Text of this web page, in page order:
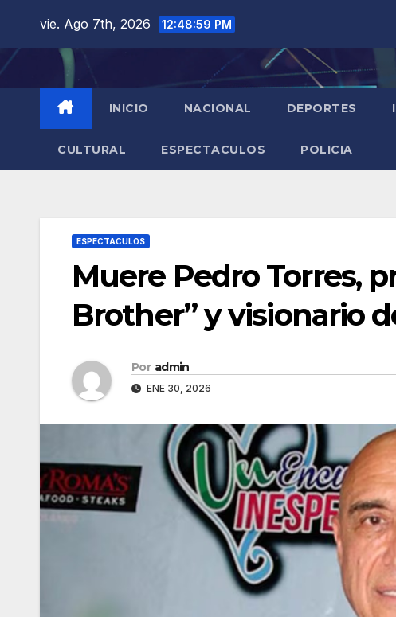
contenido
vie. Ago 7th, 2026 12:49:00 PM
INICIO NACIONAL DEPORTES
CULTURAL ESPECTACULOS POLICIA
ESPECTACULOS
Muere Pedro Torres,
Brother” y visionario
Por admin
ENE 30, 2026